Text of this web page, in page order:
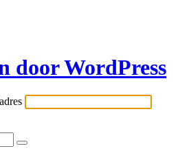
door WordPress